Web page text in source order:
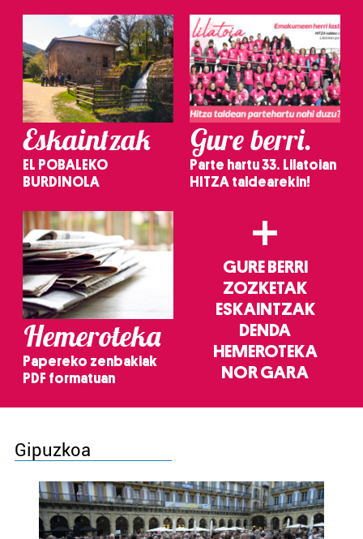
Eskaintzak
EL POBALEKO
BURDINOLA
Gure berri.
Parte hartu 33. Lilatoian
HITZA taldearekin!
Hemeroteka
Papereko zenbakiak
PDF formatuan
+
GURE BERRI
ZOZKETAK
ESKAINTZAK
DENDA
HEMEROTEKA
NOR GARA
Gipuzkoa